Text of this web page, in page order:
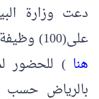
‏دعت وزارة
على(100) وظيفة والظاهرة أسماؤهم عبر الرابط (
هنا ) للحضور
بالرياض حسب